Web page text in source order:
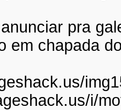
pra
em chapada
i/